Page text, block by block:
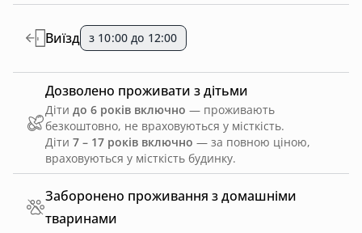
Заборонено проживання з домашніми
тваринами
Виїзд з 10:00 до 12:00
Дозволено проживати з дітьми
Діти до 6 років включно — проживають
безкоштовно, не враховуються у місткість.
Діти 7 – 17 років включно — за повною ціною,
враховуються у місткість будинку.